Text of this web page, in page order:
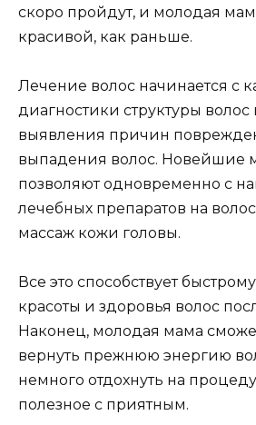
скоро пройдут, и молодая
красивой, как раньше.
Лечение волос начинается с
диагностики структуры
выявления причин
выпадения волос. Новейшие
позволяют одновременно с
лечебных препаратов на
массаж кожи головы.
Все это способствует
красоты и здоровья волос
Наконец, молодая мама
вернуть прежнюю энергию
немного отдохнуть на
полезное с приятным.